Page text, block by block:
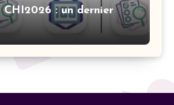
: un dernier